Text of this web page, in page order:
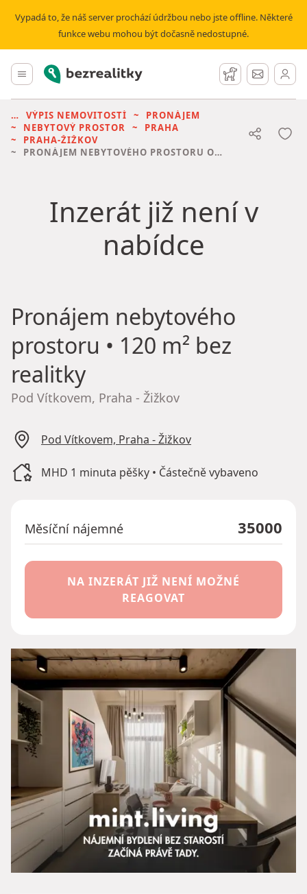
Vypadá to, že náš server prochází údržbou nebo jste offline. Některé
funkce webu mohou být dočasně nedostupné.
Hlavní menu
Bezrealitky Hlídací pes
Zprávy
VÝPIS NEMOVITOSTÍ
PRONÁJEM
NEBYTOVÝ PROSTOR
PRAHA
PRAHA-ŽIŽKOV
PRONÁJEM NEBYTOVÉHO PROSTORU OSTATNÍ • 120 M² BEZ REALITKY
Inzerát již není v
nabídce
Pronájem nebytového
prostoru • 120 m² bez
realitky
Pod Vítkovem, Praha - Žižkov
Pod Vítkovem, Praha - Žižkov
MHD 1 minuta pěšky • Částečně vybaveno
Měsíční nájemné 35000
NA INZERÁT JIŽ NENÍ MOŽNÉ
REAGOVAT